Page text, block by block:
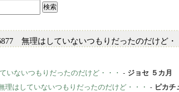
無理はしていないつもりだったのだけど・
いないつもりだったのだけど・・・ - ジョセ ５カ月
理はしていないつもりだったのだけど・・・ - ピカ